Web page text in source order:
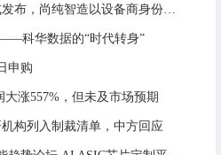
四项光刻胶团体标准正式发布，尚纯智造以设备商身份跻身标准起草席
科华数据的“时代转身”
申购
涨557%，但未及市场预期
构列入制裁清单，中方回应